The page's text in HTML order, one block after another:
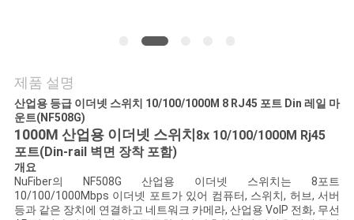
뉴
스
인
제품 설명
산업용 등급 이더넷 스위치 10/100/1000M 8 RJ45 포트 Din 레일 마
운트(NF508G)
1000M 산업용 이더넷 스위치 8x 10/100/1000M Rj45
포트(Din-rail 벽면 장착 포함)
개요
NuFiber의 NF508G 산업용 이더넷 스위치는 8포트
10/100/1000Mbps 이더넷 포트가 있어 컴퓨터, 스위치, 허브, 서버
등과 같은 장치에 연결하고 네트워크 카메라, 산업용 VoIP 전화, 무선